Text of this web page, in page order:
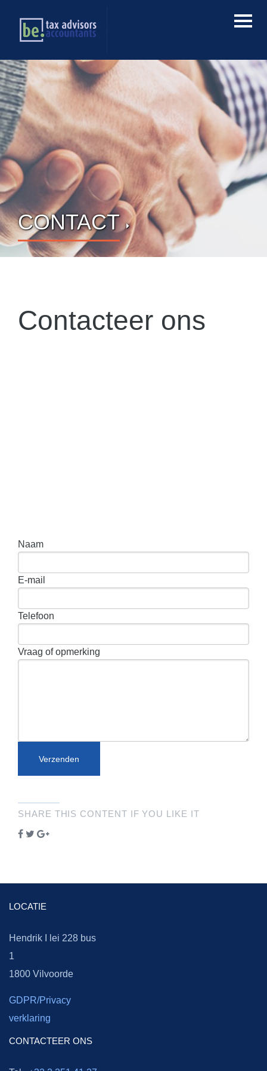
CONTACT
Contacteer ons
Naam
E-mail
Telefoon
Vraag of opmerking
Verzenden
SHARE THIS CONTENT IF YOU LIKE IT
LOCATIE
Hendrik I lei 228 bus
1
1800 Vilvoorde
GDPR/Privacy
verklaring
CONTACTEER ONS